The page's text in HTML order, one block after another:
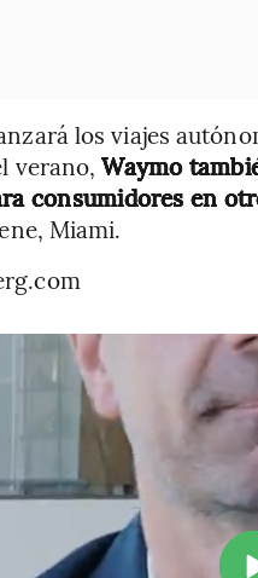
los viajes
verano,Waymo
consumidores en
Miami.